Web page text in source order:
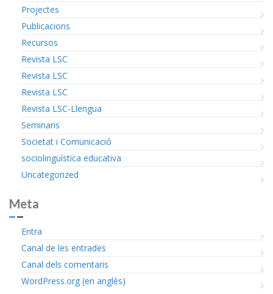
Projectes
Publicacions
Recursos
Revista LSC
Revista LSC
Revista LSC
Revista LSC-Llengua
Seminaris
Societat i Comunicació
sociolingüística educativa
Uncategorized
Meta
Entra
Canal de les entrades
Canal dels comentaris
WordPress.org (en anglès)